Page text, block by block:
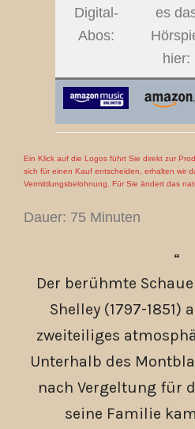
Digital-
Abos:
es
hier:
Ein Klick auf die Logos führt Sie direkt zur
sich für einen Kauf entscheiden, erhalten wir
Vermittlungsbelohnung. Für Sie ändert das
Dauer: 75 Minuten
Der berühmte
Shelley (1797-1851)
zweiteiliges
Unterhalb des
nach Vergeltung für
seine Familie